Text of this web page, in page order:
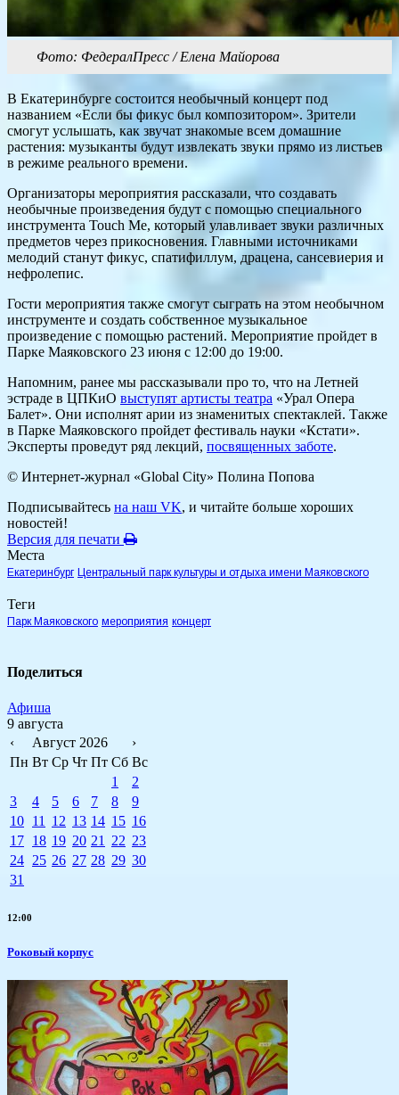
Фото: ФедералПресс / Елена Майорова
В Екатеринбурге состоится необычный концерт под
названием «Если бы фикус был композитором». Зрители
смогут услышать, как звучат знакомые всем домашние
растения: музыканты будут извлекать звуки прямо из листьев
в режиме реального времени.
Организаторы мероприятия рассказали, что создавать
необычные произведения будут с помощью специального
инструмента Touch Me, который улавливает звуки различных
предметов через прикосновения. Главными источниками
мелодий станут фикус, спатифиллум, драцена, сансевиерия и
нефролепис.
Гости мероприятия также смогут сыграть на этом необычном
инструменте и создать собственное музыкальное
произведение с помощью растений. Мероприятие пройдет в
Парке Маяковского 23 июня с 12:00 до 19:00.
Напомним, ранее мы рассказывали про то, что на Летней
эстраде в ЦПКиО выступят артисты театра «Урал Опера
Балет». Они исполнят арии из знаменитых спектаклей. Также
в Парке Маяковского пройдет фестиваль науки «Кстати».
Эксперты проведут ряд лекций, посвященных заботе.
© Интернет-журнал «Global City» Полина Попова
Подписывайтесь на наш VK, и читайте больше хороших
новостей!
Версия для печати
Места
Екатеринбург Центральный парк культуры и отдыха имени Маяковского
Теги
Парк Маяковского мероприятия концерт
Поделиться
Афиша
9 августа
‹
Август 2026
›
Пн Вт Ср Чт Пт Сб Вс
1
2
3
4 5 6 7 8
9
10 11 12 13 14 15 16
17 18 19 20 21 22 23
24 25 26 27 28 29 30
31
12:00
Роковый корпус